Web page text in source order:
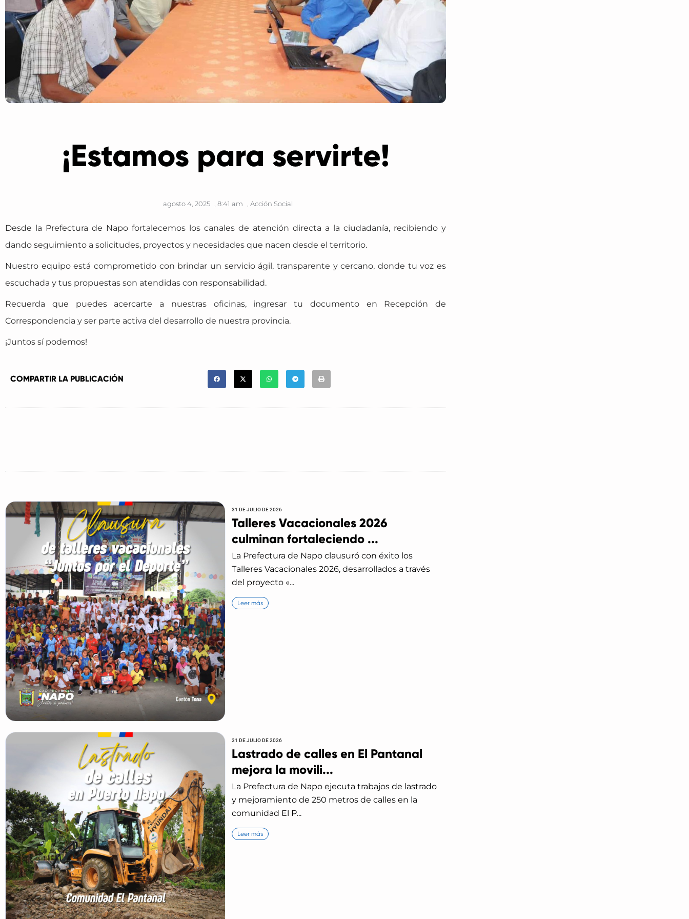
¡Estamos para servirte!
agosto 4, 2025 8:41 am Acción Social
Desde la Prefectura de Napo fortalecemos los canales de atención directa a la ciudadanía, recibiendo y
dando seguimiento a solicitudes, proyectos y necesidades que nacen desde el territorio.
Nuestro equipo está comprometido con brindar un servicio ágil, transparente y cercano, donde tu voz es
escuchada y tus propuestas son atendidas con responsabilidad.
Recuerda que puedes acercarte a nuestras oficinas, ingresar tu documento en Recepción de
Correspondencia y ser parte activa del desarrollo de nuestra provincia.
¡Juntos sí podemos!
COMPARTIR LA PUBLICACIÓN
31 DE JULIO DE 2026
Talleres Vacacionales 2026
culminan fortaleciendo ...
La Prefectura de Napo clausuró con éxito los
Talleres Vacacionales 2026, desarrollados a través
del proyecto «...
Leer más
31 DE JULIO DE 2026
Lastrado de calles en El Pantanal
mejora la movili...
La Prefectura de Napo ejecuta trabajos de lastrado
y mejoramiento de 250 metros de calles en la
comunidad El P...
Leer más